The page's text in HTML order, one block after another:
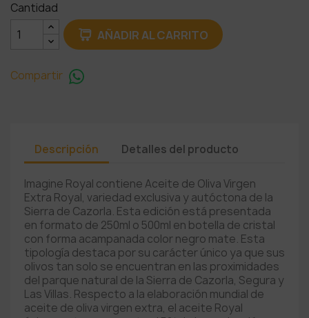
Cantidad
AÑADIR AL CARRITO
Compartir
Descripción Detalles del producto
Imagine Royal contiene Aceite de Oliva Virgen
Extra Royal, variedad exclusiva y autóctona de la
Sierra de Cazorla. Esta edición está presentada
en formato de 250ml o 500ml en botella de cristal
con forma acampanada color negro mate. Esta
tipología destaca por su carácter único ya que sus
olivos tan solo se encuentran en las proximidades
del parque natural de la Sierra de Cazorla, Segura y
Las Villas. Respecto a la elaboración mundial de
aceite de oliva virgen extra, el aceite Royal